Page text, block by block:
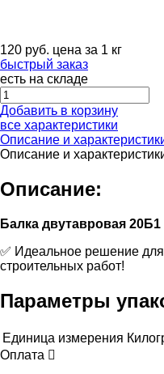
120 руб. цена за 1 кг
быстрый заказ
есть на складе
Добавить в корзину
все характеристики
Описание и
Описание и
Описание:
Балка двутавровая 20Б1
✅ Идеальное решение для
строительных работ!
Параметры
Единица измерения
Оплата